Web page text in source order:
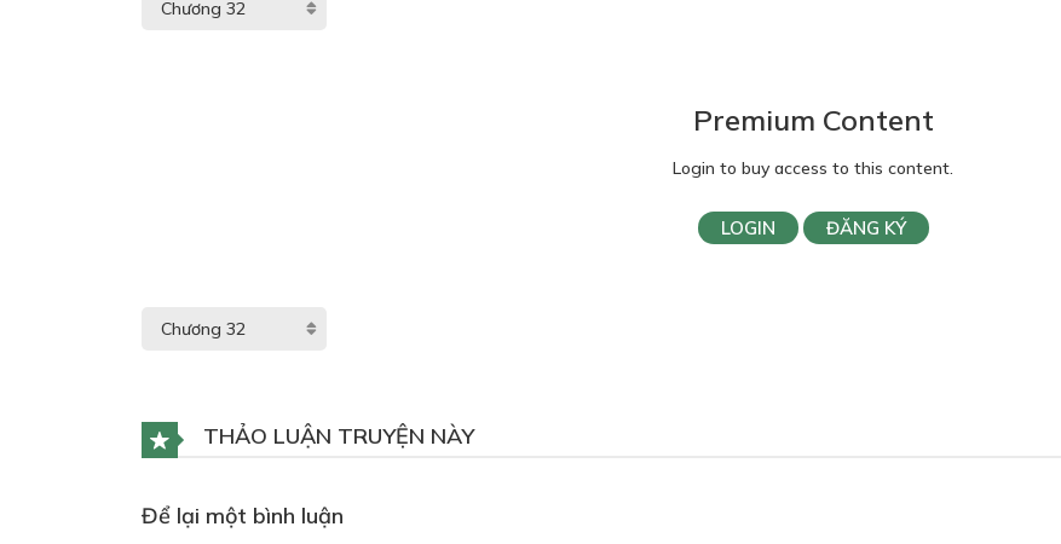
Premium Content
Login to buy access to this content.
LOGIN ĐĂNG KÝ
THẢO LUẬN TRUYỆN NÀY
Để lại một bình luận